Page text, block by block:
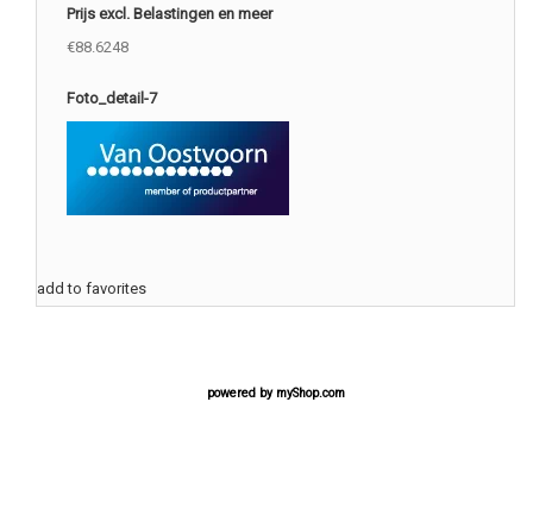
Prijs excl. Belastingen en meer
€88.6248
Foto_detail-7
add to favorites
powered by myShop.com